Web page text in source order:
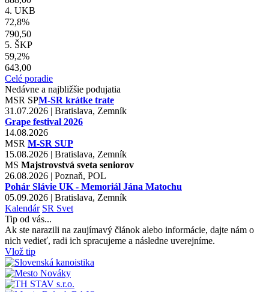
4. UKB
72,8%
790,50
5. ŠKP
59,2%
643,00
Celé poradie
Nedávne a najbližšie podujatia
MSR SPM-SR krátke trate
31.07.2026 | Bratislava, Zemník
Grape festival 2026
14.08.2026
MSR M-SR SUP
15.08.2026 | Bratislava, Zemník
MS Majstrovstvá sveta seniorov
26.08.2026 | Poznaň, POL
Pohár Slávie UK - Memoriál Jána Matochu
05.09.2026 | Bratislava, Zemník
Kalendár SR Svet
Tip od vás...
Ak ste narazili na zaujímavý článok alebo informácie, dajte nám o
nich vedieť, radi ich spracujeme a následne uverejníme.
Vlož tip